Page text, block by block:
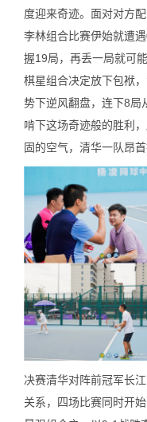
度迎来奇迹。面对对方
李林组合比赛伊始就遭
握19局，再丢一局就可
棋星组合决定放下包袱
势下逆风翻盘，连下8局
啃下这场奇迹般的胜利
固的空气，清华一队昂首
决赛清华对阵前冠军长
关系，四场比赛同时开